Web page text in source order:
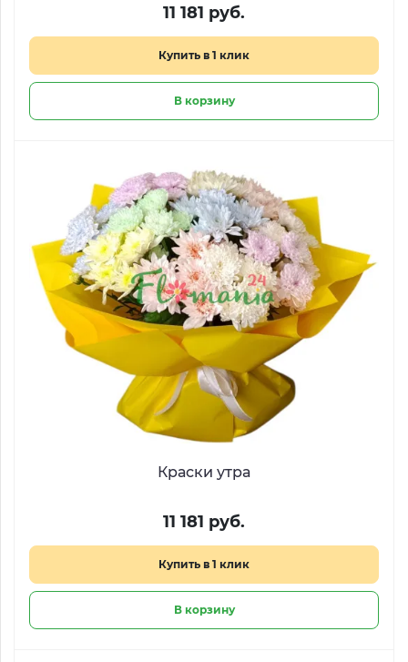
11 181 руб.
Купить в 1 клик
В корзину
Краски утра
11 181 руб.
Купить в 1 клик
В корзину